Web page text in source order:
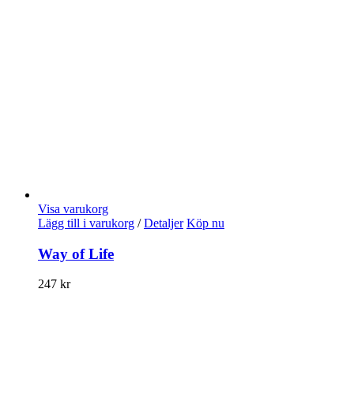
Visa varukorg
Lägg till i varukorg / Detaljer Köp nu
Way of Life
247 kr